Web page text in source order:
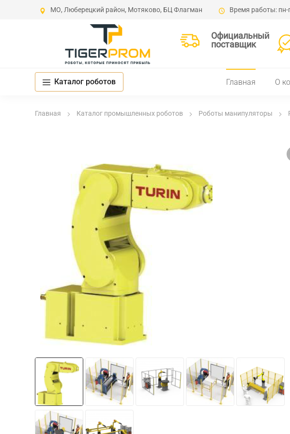
МО, Люберецкий район, Мотяково, БЦ Флагман Время работы: пн-
Официальный
поставщик
Главная О
Каталог роботов
Главная Каталог промышленных роботов Роботы манипуляторы